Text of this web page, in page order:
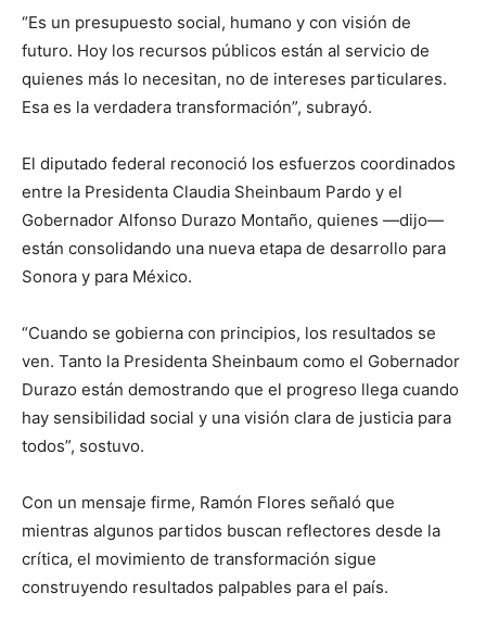
“Es un presupuesto social, humano y con visión de
futuro. Hoy los recursos públicos están al servicio de
quienes más lo necesitan, no de intereses particulares.
Esa es la verdadera transformación”, subrayó.
El diputado federal reconoció los esfuerzos coordinados
entre la Presidenta Claudia Sheinbaum Pardo y el
Gobernador Alfonso Durazo Montaño, quienes —dijo—
están consolidando una nueva etapa de desarrollo para
Sonora y para México.
“Cuando se gobierna con principios, los resultados se
ven. Tanto la Presidenta Sheinbaum como el Gobernador
Durazo están demostrando que el progreso llega cuando
hay sensibilidad social y una visión clara de justicia para
todos”, sostuvo.
Con un mensaje firme, Ramón Flores señaló que
mientras algunos partidos buscan reflectores desde la
crítica, el movimiento de transformación sigue
construyendo resultados palpables para el país.